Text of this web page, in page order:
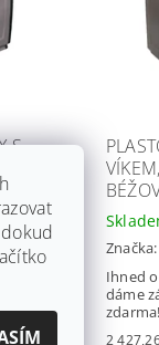
S
Ihned
dáme
zdarma!